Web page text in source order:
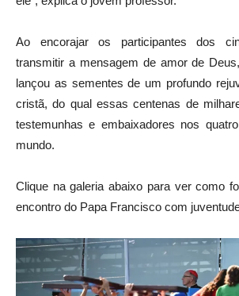
Ao encorajar os participantes dos
transmitir a mensagem de amor de
lançou as sementes de um profundo
cristã, do qual essas centenas de
testemunhas e embaixadores nos
mundo.
Clique na galeria abaixo para ver como
encontro do Papa Francisco com